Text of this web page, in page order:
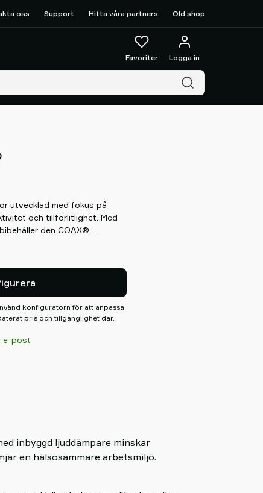
oss Support Hitta våra partners Old shop
Favoriter Logga in
utvecklad med fokus på
och tillförlitlighet. Med
den COAX®-
i en tät applikation,
fordonstillämpningar
mycket mer. Se avsnittet
konfiguratorn för att anpassa
pris och tillgänglighet där.
e-post
inbyggd ljuddämpare minskar
en hälsosammare arbetsmiljö.